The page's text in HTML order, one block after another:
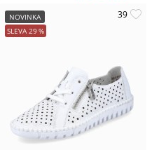
NOVINKA
SLEVA 29%